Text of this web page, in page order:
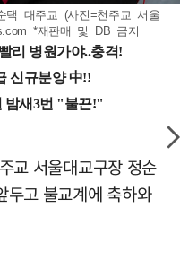
택 대주교 (사진=천주교 서울
*재판매 및 DB 금지
교 서울대교구장 정순
두고 불교계에 축하와